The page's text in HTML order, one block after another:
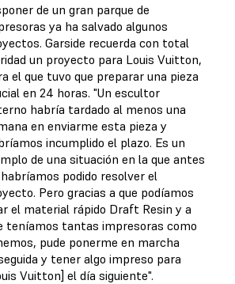
de un gran parque de
ya ha salvado algunos
Garside recuerda con total
un proyecto para Louis Vuitton,
el que tuvo que preparar una pieza
en 24 horas. "Un escultor
habría tardado al menos una
en enviarme esta pieza y
incumplido el plazo. Es un
de una situación en la que antes
podido resolver el
Pero gracias a que podíamos
el material rápido Draft Resin y a
teníamos tantas impresoras como
pude ponerme en marcha
y tener algo impreso para
Vuitton] el día siguiente".